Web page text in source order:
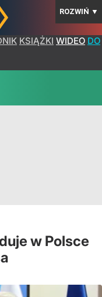
ROZWIŃ ▼
KSIĄŻKI WIDEO DO
w Polsce